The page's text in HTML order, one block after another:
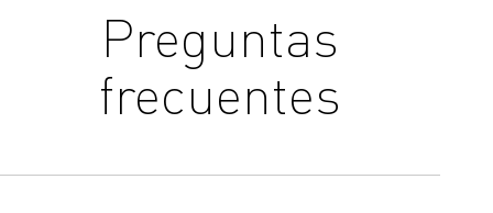
Preguntas
frecuentes